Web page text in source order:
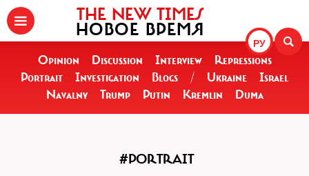
РУ
THE NEW TIMES
НОВОЕ ВРЕМЯ
Opinion Discussion Interview
Repressions
Portrait
Investigation Blogs / Ukraine
Israel
Navalny
Trump Putin Kremlin Duma
#PORTRAIT